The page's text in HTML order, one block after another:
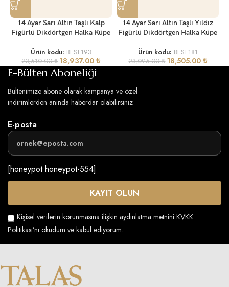
14 Ayar Sarı Altın Taşlı Kalp
Figürlü Dikdörtgen Halka Küpe
Ürün kodu: BEST193
23,610.00₺ 18,937.00₺
14 Ayar Sarı Altın Taşlı Yıldız
Figürlü Dikdörtgen Halka Küpe
Ürün kodu: BEST181
23,095.00₺ 18,505.00₺
E-Bülten Aboneliği
Bültenimize abone olarak kampanya ve özel
indirimlerden anında haberdar olabilirsiniz
E-posta
[honeypot honeypot-554]
Kişisel verilerin korunmasına ilişkin aydınlatma metnini KVKK
Politikası’nı okudum ve kabul ediyorum.